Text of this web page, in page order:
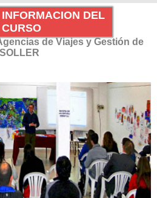
DEL
CURSO
de Viajes y Gestión de